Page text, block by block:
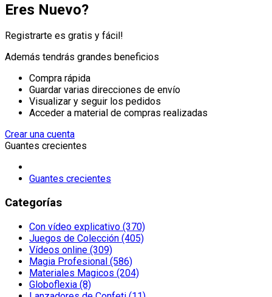
Eres Nuevo?
Registrarte es gratis y fácil!
Además tendrás grandes beneficios
Compra rápida
Guardar varias direcciones de envío
Visualizar y seguir los pedidos
Acceder a material de compras realizadas
Crear una cuenta
Guantes crecientes
Guantes crecientes
Categorías
Con vídeo explicativo (370)
Juegos de Colección (405)
Vídeos online (309)
Magia Profesional (586)
Materiales Magicos (204)
Globoflexia (8)